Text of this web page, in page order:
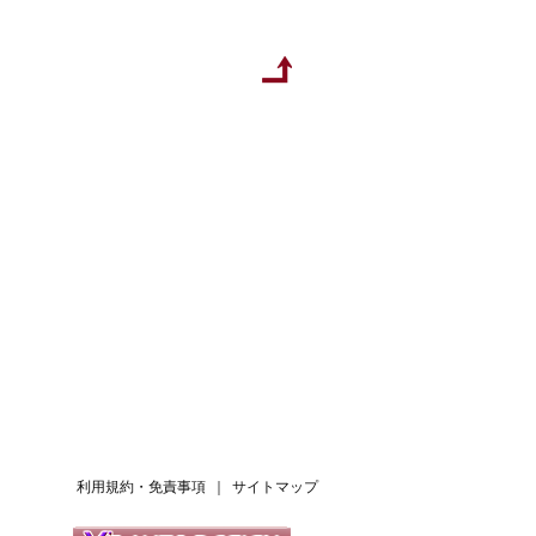
サイトマップ
利用規約・免責事項